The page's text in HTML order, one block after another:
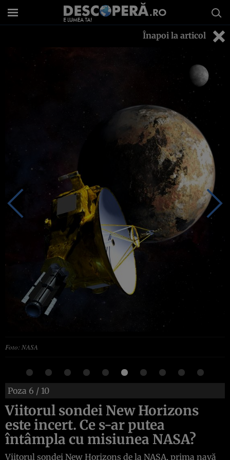
Înapoi la articol
Foto: NASA
Poza 6 / 10
Viitorul sondei New Horizons
este incert. Ce s-ar putea
întâmpla cu misiunea NASA?
Viitorul sondei New Horizons de la NASA, prima navă